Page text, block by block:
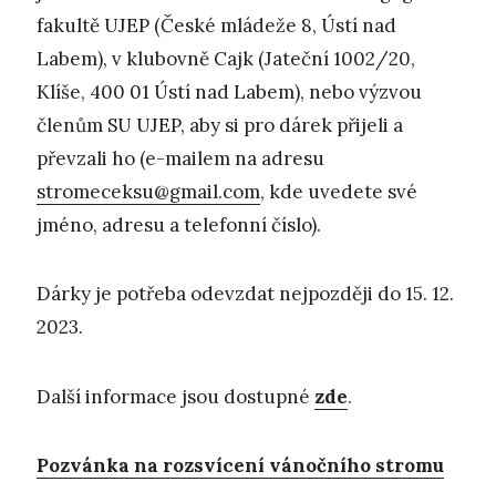
fakultě UJEP (České mládeže 8, Ústí nad
Labem), v klubovně Cajk (Jateční 1002/20,
Klíše, 400 01 Ústí nad Labem), nebo výzvou
členům SU UJEP, aby si pro dárek přijeli a
převzali ho (e-mailem na adresu
stromeceksu@gmail.com, kde uvedete své
jméno, adresu a telefonní číslo).
Dárky je potřeba odevzdat nejpozději do 15. 12.
2023.
Další informace jsou dostupné zde.
Pozvánka na rozsvícení vánočního stromu